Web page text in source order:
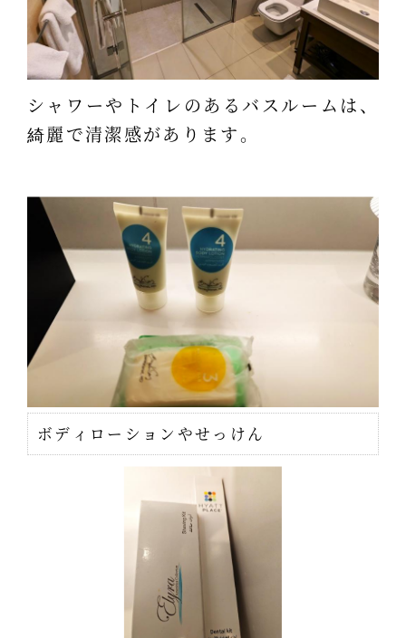
シャワーやトイレのあるバスルームは、
綺麗で清潔感があります。
ボディローションやせっけん